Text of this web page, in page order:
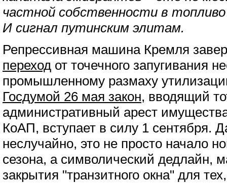
частной собственности в
И сигнал путинским элитам.
Репрессивная машина Кремля
переход от точечного запугивания
промышленному размаху
Госдумой 26 мая закон, вводящий
административный арест
КоАП, вступает в силу 1 сентября.
неслучайно, это не просто начало
сезона, а символический дедлайн,
закрытия "транзитного окна" для